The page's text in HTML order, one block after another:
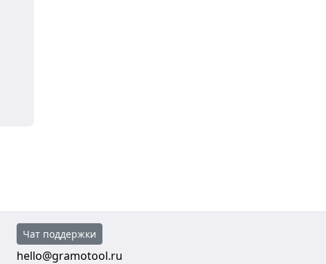
Чат поддержки
hello@gramotool.ru